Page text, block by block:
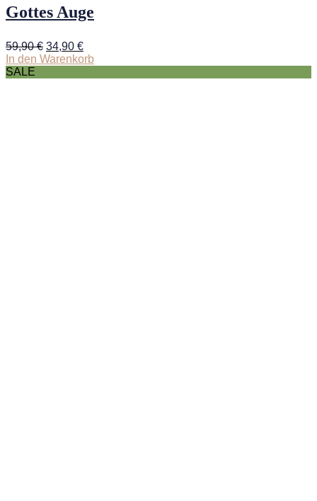
Gottes Auge
59,90€ Ursprünglicher
Preis
34,90 €Aktueller
Preis
In den Warenkorb
SALE